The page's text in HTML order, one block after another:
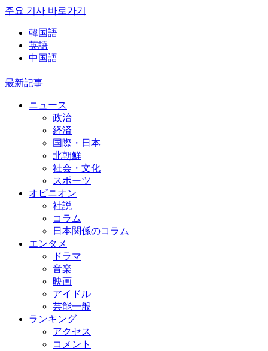
주요 기사 바로가기
韓国語
英語
中国語
最新記事
ニュース
政治
経済
国際・日本
北朝鮮
社会・文化
スポーツ
オピニオン
社説
コラム
日本関係のコラム
エンタメ
ドラマ
音楽
映画
アイドル
芸能一般
ランキング
アクセス
コメント